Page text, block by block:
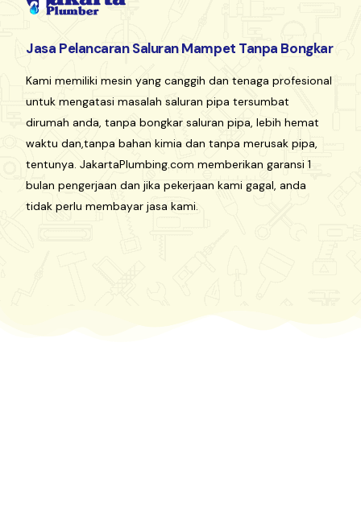
Jasa Pelancaran Saluran Mampet Tanpa Bongkar
Kami memiliki mesin yang canggih dan tenaga profesional
untuk mengatasi masalah saluran pipa tersumbat
dirumah anda, tanpa bongkar saluran pipa, lebih hemat
waktu dan,tanpa bahan kimia dan tanpa merusak pipa,
tentunya. JakartaPlumbing.com memberikan garansi 1
bulan pengerjaan dan jika pekerjaan kami gagal, anda
tidak perlu membayar jasa kami.